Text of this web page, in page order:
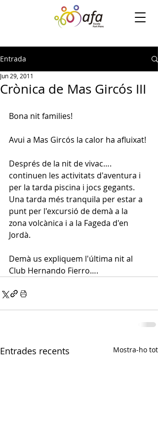
Entrada
Crònica de Mas Gircós III
Jun 29, 2011
Bona nit families!
Avui a Mas Gircós la calor ha afluixat!
Després de la nit de vivac….
continuen les activitats d'aventura i
per la tarda piscina i jocs gegants.
Una tarda més tranquila per estar a
punt per l'excursió de demà a la
zona volcànica i a la Fageda d'en
Jordà.
Demà us expliquem l'última nit al
Club Hernando Fierro….
Entrades recents Mostra-ho tot